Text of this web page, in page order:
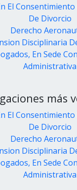
El Consentimiento
De Divorcio
Derecho
Disciplinaria
En Sede
Administrativa
más
El Consentimiento
De Divorcio
Derecho
Disciplinaria
En Sede
Administrativa